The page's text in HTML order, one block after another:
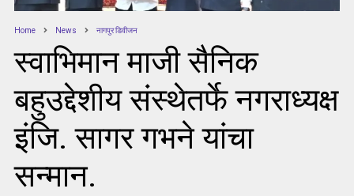
Home News नागपुर डिवीजन
स्वाभिमान माजी सैनिक
बहुउद्देशीय संस्थेतर्फे नगराध्यक्ष
इंजि. सागर गभने यांचा
सन्मान.